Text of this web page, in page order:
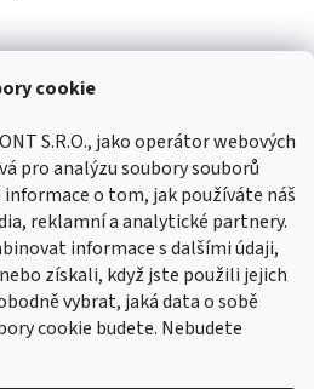
cookie
S.R.O., jako operátor webových
pro analýzu soubory souborů
o tom, jak používáte náš
reklamní a analytické partnery.
informace s dalšími údaji,
získali, když jste použili jejich
vybrat, jaká data o sobě
cookie budete. Nebudete